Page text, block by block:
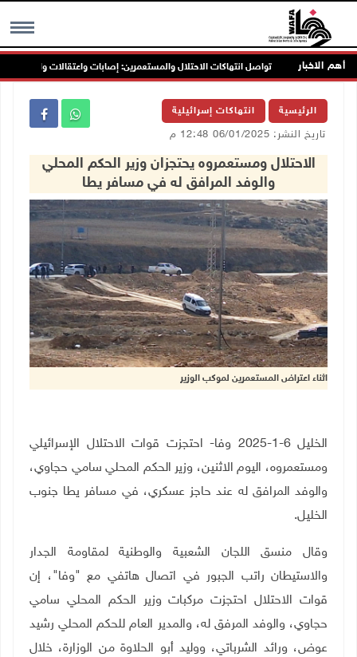
MENU أهم الاخبار تواصل انتهاكات الاحتلال والمستعمرين: إصابات واعتقالات واقتحامات
الرئيسية انتهاكات إسرائيلية
تاريخ النشر: 06/01/2025 12:48 م
الاحتلال ومستعمروه يحتجزان وزير الحكم المحلي
والوفد المرافق له في مسافر يطا
اثناء اعتراض المستعمرين لموكب الوزير
الخليل 6-1-2025 وفا- احتجزت قوات الاحتلال الإسرائيلي
ومستعمروه، اليوم الاثنين، وزير الحكم المحلي سامي حجاوي،
والوفد المرافق له عند حاجز عسكري، في مسافر يطا جنوب
الخليل.
وقال منسق اللجان الشعبية والوطنية لمقاومة الجدار
والاستيطان راتب الجبور في اتصال هاتفي مع "وفا"، إن
قوات الاحتلال احتجزت مركبات وزير الحكم المحلي سامي
حجاوي، والوفد المرفق له، والمدير العام للحكم المحلي رشيد
عوض، ورائد الشرباتي، ووليد أبو الحلاوة من الوزارة، خلال